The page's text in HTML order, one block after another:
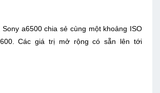
a6500 chia sẻ cùng một khoảng ISO
Các giá trị mở rộng có sẵn lên tới